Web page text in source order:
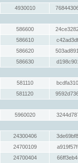
4930010
586600
586610
586620
586630
581110
581120
5960020
24300406
24700109
24700404